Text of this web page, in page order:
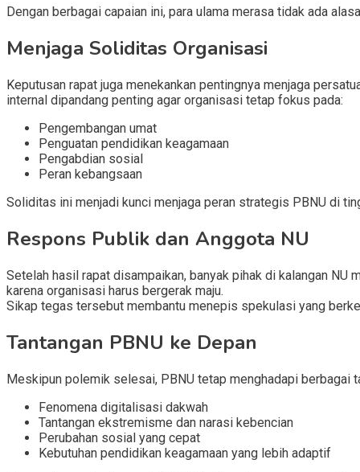
Dengan berbagai capaian ini, para ulama merasa tidak ada
Menjaga Soliditas Organisasi
Keputusan rapat juga menekankan pentingnya menjaga
internal dipandang penting agar organisasi tetap fokus pada:
Pengembangan umat
Penguatan pendidikan keagamaan
Pengabdian sosial
Peran kebangsaan
Soliditas ini menjadi kunci menjaga peran strategis PBNU di
Respons Publik dan Anggota NU
Setelah hasil rapat disampaikan, banyak pihak di kalangan
karena organisasi harus bergerak maju.
Sikap tegas tersebut membantu menepis spekulasi yang
Tantangan PBNU ke Depan
Meskipun polemik selesai, PBNU tetap menghadapi berbagai
Fenomena digitalisasi dakwah
Tantangan ekstremisme dan narasi kebencian
Perubahan sosial yang cepat
Kebutuhan pendidikan keagamaan yang lebih adaptif